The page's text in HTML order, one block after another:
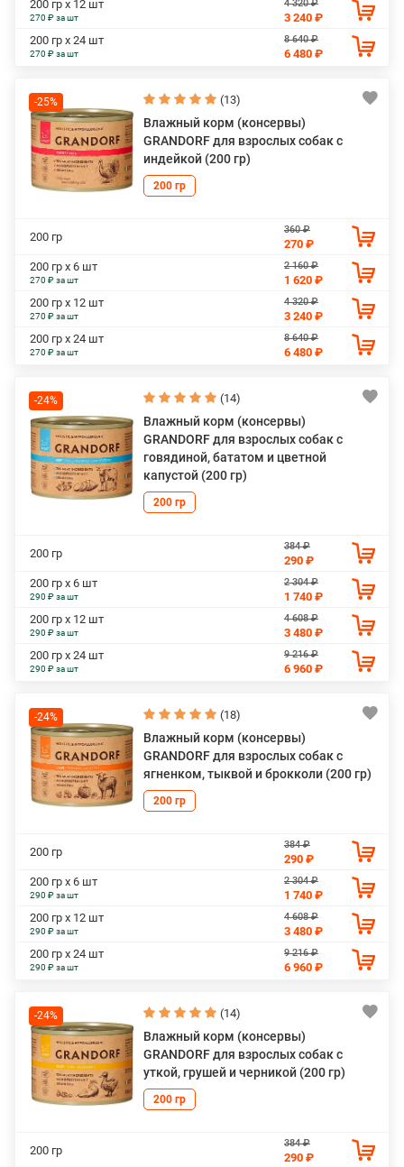
200 гр х 12 шт
270 ₽ за шт
4 320 ₽
3 240 ₽
200 гр х 24 шт
270 ₽ за шт
8 640 ₽
6 480 ₽
-25% (13)
Влажный корм (консервы)
GRANDORF для взрослых собак с
индейкой (200 гр)
200 гр
200 гр
360 ₽
270 ₽
200 гр х 6 шт
270 ₽ за шт
2 160 ₽
1 620 ₽
200 гр х 12 шт
270 ₽ за шт
4 320 ₽
3 240 ₽
200 гр х 24 шт
270 ₽ за шт
8 640 ₽
6 480 ₽
-24% (14)
Влажный корм (консервы)
GRANDORF для взрослых собак с
говядиной, бататом и цветной
капустой (200 гр)
200 гр
200 гр
384 ₽
290 ₽
200 гр х 6 шт
290 ₽ за шт
2 304 ₽
1 740 ₽
200 гр х 12 шт
290 ₽ за шт
4 608 ₽
3 480 ₽
200 гр х 24 шт
290 ₽ за шт
9 216 ₽
6 960 ₽
-24% (18)
Влажный корм (консервы)
GRANDORF для взрослых собак с
ягненком, тыквой и брокколи (200 гр)
200 гр
200 гр
384 ₽
290 ₽
200 гр х 6 шт
290 ₽ за шт
2 304 ₽
1 740 ₽
200 гр х 12 шт
290 ₽ за шт
4 608 ₽
3 480 ₽
200 гр х 24 шт
290 ₽ за шт
9 216 ₽
6 960 ₽
-24% (14)
Влажный корм (консервы)
GRANDORF для взрослых собак с
уткой, грушей и черникой (200 гр)
200 гр
200 гр
384 ₽
290 ₽